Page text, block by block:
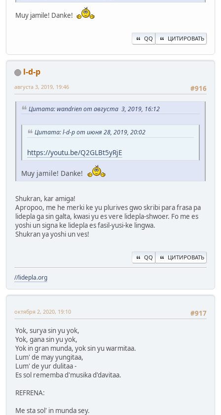
Muy jamile! Danke!
QQ ЦИТИРОВАТЬ
l-d-p
#916
августа 3, 2019, 19:46
Цитата: wandrien от августа 3, 2019, 16:12
Цитата: l-d-p от июня 28, 2019, 20:02
https://youtu.be/Q2GLBt5yRjE
Muy jamile! Danke!
Shukran, kar amiga!
Apropoo, me he merki ke yu plurives gwo skribi para frasa pa
lidepla ga sin galta, kwasi yu es vere lidepla-shwoer. Fo me es
yoshi un signa ke lidepla es fasil-yusi-ke lingwa.
Shukran ya yoshi un ves!
QQ ЦИТИРОВАТЬ
//lidepla.org
#917
октября 2, 2020, 19:10
Yok, surya sin yu yok,
Yok, gana sin yu yok,
Yok in gran munda, yok sin yu warmitaa.
Lum' de may yungitaa,
Lum' de yur dulitaa -
Es sol rememba d'musika d'davitaa.
REFRENA:
Me sta sol' in munda sey.